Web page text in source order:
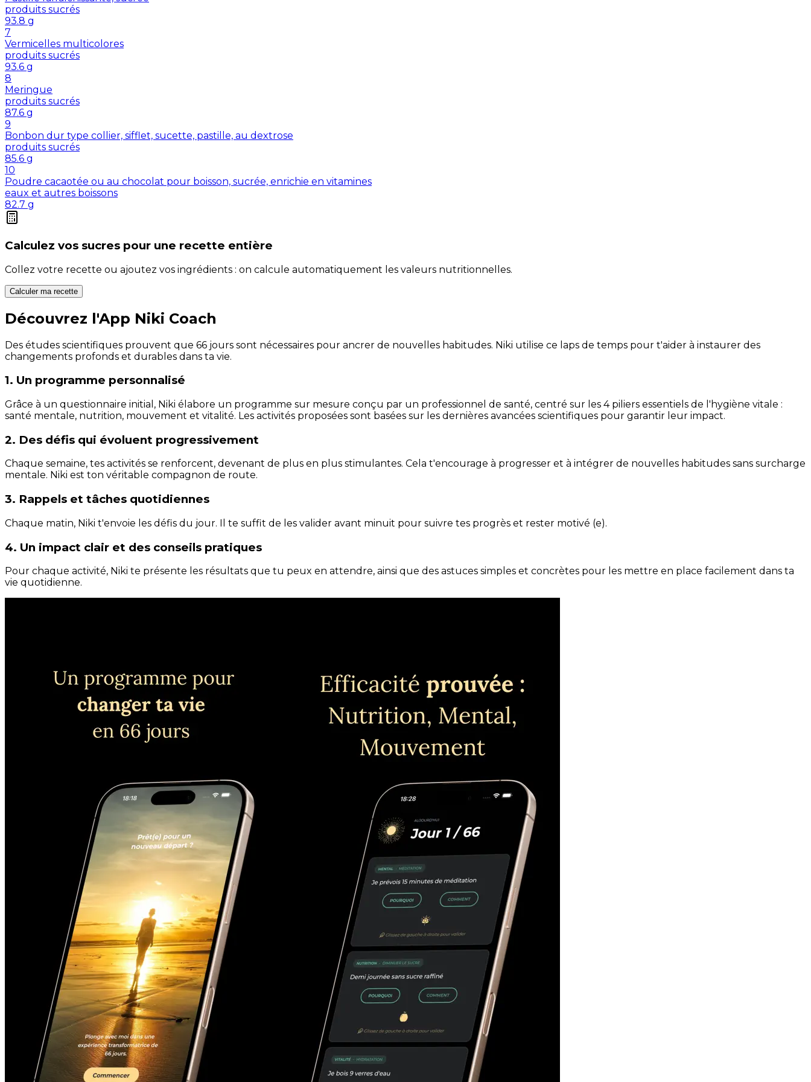
produits sucrés
93.8 g
7
Vermicelles multicolores
produits sucrés
93.6 g
8
Meringue
produits sucrés
87.6 g
9
Bonbon dur type collier, sifflet, sucette, pastille, au dextrose
produits sucrés
85.6 g
10
Poudre cacaotée ou au chocolat pour boisson, sucrée, enrichie en vitamines
eaux et autres boissons
82.7 g
Calculez vos sucres pour une recette entière
Collez votre recette ou ajoutez vos ingrédients : on calcule automatiquement les valeurs nutritionnelles.
Calculer ma recette
Découvrez l'App Niki Coach
Des études scientifiques prouvent que 66 jours sont nécessaires pour ancrer de nouvelles habitudes. Niki utilise ce laps de temps pour t'aider à instaurer des
changements profonds et durables dans ta vie.
1. Un programme personnalisé
Grâce à un questionnaire initial, Niki élabore un programme sur mesure conçu par un professionnel de santé, centré sur les 4 piliers essentiels de l'hygiène vitale :
santé mentale, nutrition, mouvement et vitalité. Les activités proposées sont basées sur les dernières avancées scientifiques pour garantir leur impact.
2. Des défis qui évoluent progressivement
Chaque semaine, tes activités se renforcent, devenant de plus en plus stimulantes. Cela t'encourage à progresser et à intégrer de nouvelles habitudes sans surcharge
mentale. Niki est ton véritable compagnon de route.
3. Rappels et tâches quotidiennes
Chaque matin, Niki t'envoie les défis du jour. Il te suffit de les valider avant minuit pour suivre tes progrès et rester motivé (e).
4. Un impact clair et des conseils pratiques
Pour chaque activité, Niki te présente les résultats que tu peux en attendre, ainsi que des astuces simples et concrètes pour les mettre en place facilement dans ta
vie quotidienne.